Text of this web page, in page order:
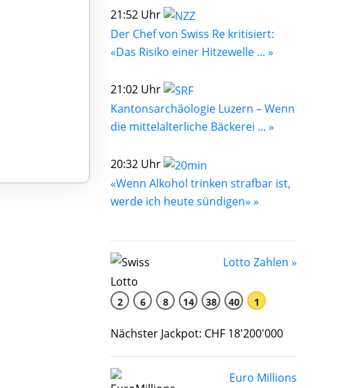
21:52 Uhr
Der Chef von Swiss Re kritisiert:
«Das Risiko einer Hitzewelle ... »
21:02 Uhr
Kantonsarchäologie Luzern – Wenn
die mittelalterliche Bäckerei ... »
20:32 Uhr
«Wenn Alkohol trinken strafbar ist,
werde ich heute sündigen» »
Lotto Zahlen »
2 6 8 14 38 40 1
Nächster Jackpot: CHF 18'200'000
Euro Millions